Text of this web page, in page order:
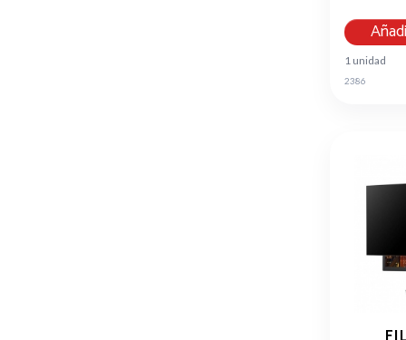
1 unidad
2386